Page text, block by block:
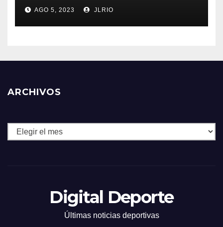
AGO 5, 2023 JLRIO
ARCHIVOS
Archivos
Digital Deporte
Últimas noticias deportivas